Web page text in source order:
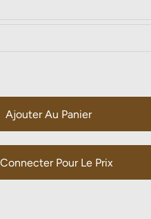
Ajouter Au Panier
Pour Le Prix